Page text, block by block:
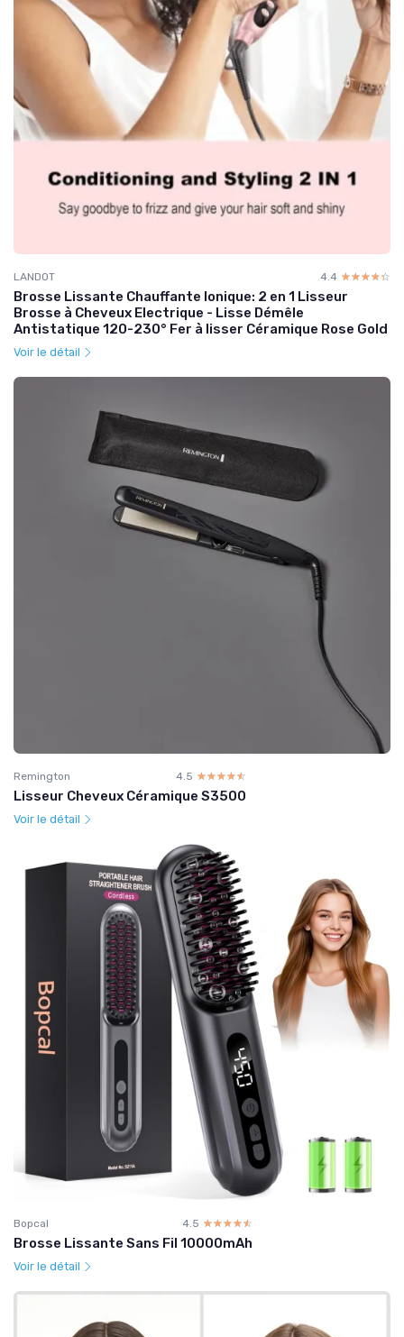
LANDOT 4.4 ☆☆☆☆☆
★★★★★
Brosse Lissante Chauffante Ionique: 2 en 1 Lisseur
Brosse à Cheveux Electrique - Lisse Démêle
Antistatique 120-230° Fer à lisser Céramique Rose Gold
Voir le détail
Remington 4.5 ☆☆☆☆☆
★★★★★
Lisseur Cheveux Céramique S3500
Voir le détail
Bopcal 4.5 ☆☆☆☆☆
★★★★★
Brosse Lissante Sans Fil 10000mAh
Voir le détail